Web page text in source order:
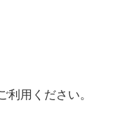
用ください。